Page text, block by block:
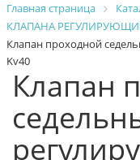
Главная страница
КЛАПАНА
Клапан проходной
Kv40
Клапан